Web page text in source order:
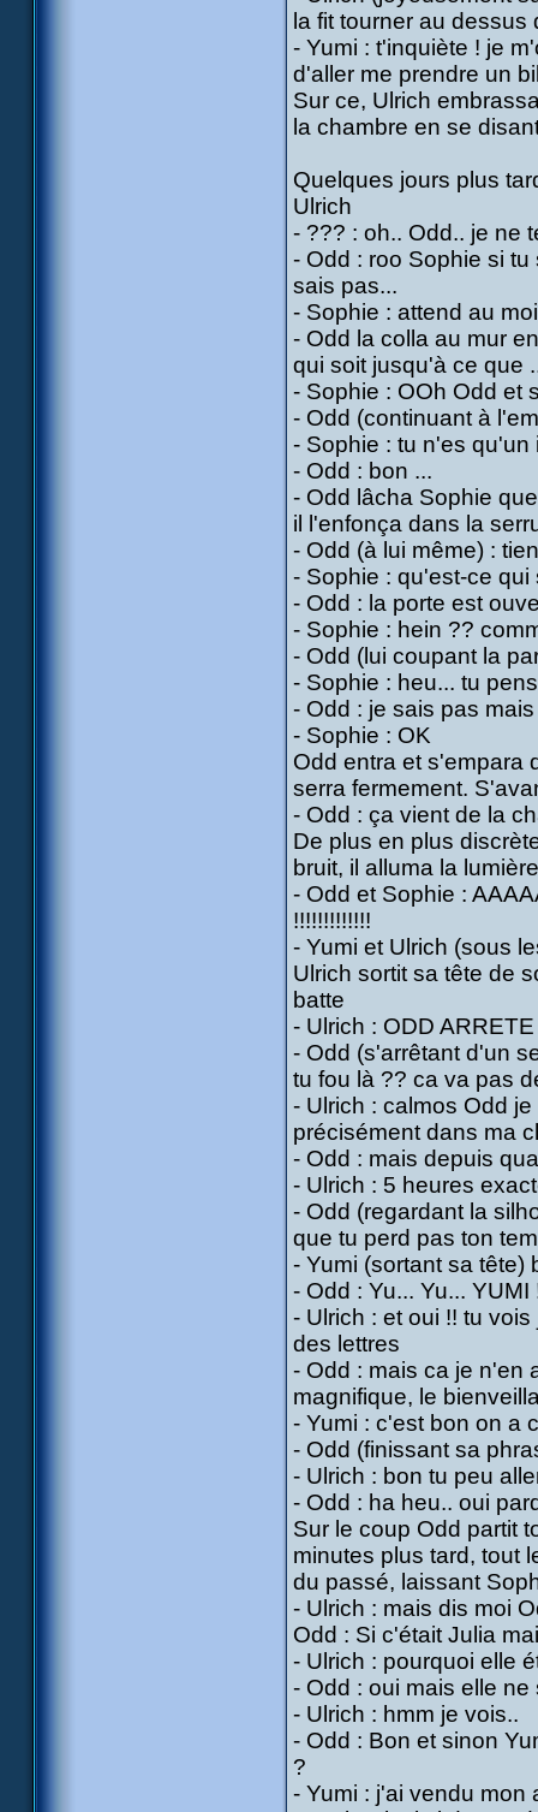
la fit tourner au
- Yumi : t'inquiète ! je
d'aller me prendre un
Sur ce, Ulrich
la chambre en se
Quelques jours plus
Ulrich
- ??? : oh.. Odd.. je ne
- Odd : roo Sophie si
sais pas...
- Sophie : attend au
- Odd la colla au mur
qui soit jusqu'à ce que
- Sophie : OOh Odd et
- Odd (continuant à
- Sophie : tu n'es qu'un
- Odd : bon ...
- Odd lâcha Sophie
il l'enfonça dans la
- Odd (à lui même) :
- Sophie : qu'est-ce qui
- Odd : la porte est
- Sophie : hein ??
- Odd (lui coupant la
- Sophie : heu... tu
- Odd : je sais pas
- Sophie : OK
Odd entra et s'empara
serra fermement.
- Odd : ça vient de la
De plus en plus
bruit, il alluma la
- Odd et Sophie :
!!!!!!!!!!!!!
- Yumi et Ulrich (sous
Ulrich sortit sa tête de
batte
- Ulrich : ODD
- Odd (s'arrêtant d'un
tu fou là ?? ca va pas
- Ulrich : calmos Odd
précisément dans ma
- Odd : mais depuis
- Ulrich : 5 heures
- Odd (regardant la
que tu perd pas ton
- Yumi (sortant sa tête)
- Odd : Yu... Yu...
- Ulrich : et oui !! tu
des lettres
- Odd : mais ca je n'en
magnifique, le
- Yumi : c'est bon on a
- Odd (finissant sa
- Ulrich : bon tu peu
- Odd : ha heu.. oui
Sur le coup Odd partit
minutes plus tard, tout
du passé, laissant
- Ulrich : mais dis moi
Odd : Si c'était Julia
- Ulrich : pourquoi elle
- Odd : oui mais elle
- Ulrich : hmm je vois..
- Odd : Bon et sinon
?
- Yumi : j'ai vendu mon